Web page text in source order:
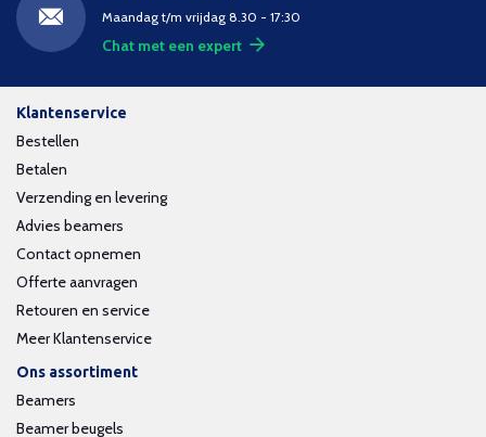
Maandag t/m vrijdag 8.30 - 17:30
Chat met een expert
Klantenservice
Bestellen
Betalen
Verzending en levering
Advies beamers
Contact opnemen
Offerte aanvragen
Retouren en service
Meer Klantenservice
Ons assortiment
Beamers
Beamer beugels